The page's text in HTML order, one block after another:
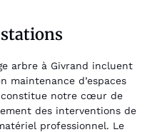
arbre à Givrand incluent
maintenance d’espaces
constitue notre cœur de
des interventions de
professionnel. Le